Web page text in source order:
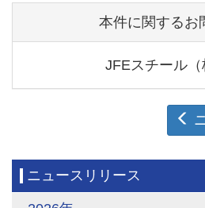
本件に関するお
JFEスチール（
ニュースリリース